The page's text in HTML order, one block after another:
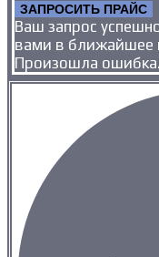
ЗАПРОСИТЬ ПРАЙС
Ваш запрос
вами в ближайшее
Произошла ошибка.